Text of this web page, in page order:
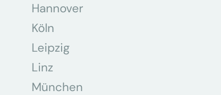
Hannover
Köln
Leipzig
Linz
München